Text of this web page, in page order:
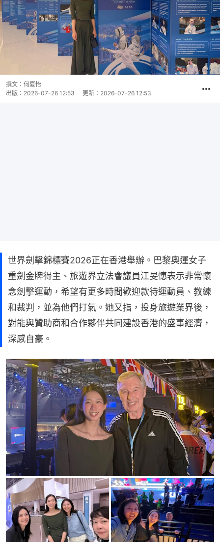
撰文： 何夏怡
出版： 2026-07-26 12:53 更新： 2026-07-26 12:53
世界劍擊錦標賽2026正在香港舉辦。巴黎奧運女子
重劍金牌得主、旅遊界立法會議員江旻憓表示非常懷
念劍擊運動，希望有更多時間歡迎款待運動員、教練
和裁判，並為他們打氣。她又指，投身旅遊業界後，
對能與贊助商和合作夥伴共同建設香港的盛事經濟，
深感自豪。